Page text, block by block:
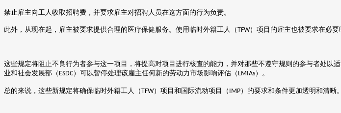
禁止雇主向工人收取招聘费，并要求雇主对招聘人员在这方面的行为负责。
此外，从现在起，雇主被要求提供合理的医疗保健服务。使用临时外籍工人（TFW）项目的雇主也被要求在必要
这些规定将阻止不良行为者参与这一项目，将提高对项目进行核查的能力，并对那些不遵守规则的参与者处
业和社会发展部 （ ESDC） 可以暂停处理该雇主任何新的劳动力市场影响评估 （ LMIAs） 。
总的来说，这些新规定将确保临时外籍工人（TFW）项目和国际流动项目（ IMP）的要求和条件更加透明和清晰